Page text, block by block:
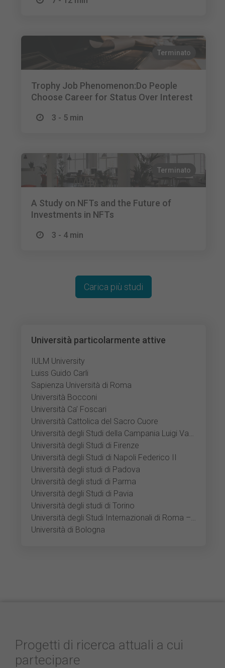
Terminato
Trophy Job Phenomenon:Do People
Choose Career for Status Over Interest
3 - 5 min
Terminato
A Study on NFTs and the Future of
Investments in NFTs
3 - 4 min
Università particolarmente attive
IULM University
Luiss Guido Carli
Sapienza Università di Roma
Università Bocconi
Università Ca’ Foscari
Università Cattolica del Sacro Cuore
Università degli Studi della Campania Luigi Vanvitelli
Università degli Studi di Firenze
Università degli Studi di Napoli Federico II
Università degli studi di Padova
Università degli studi di Parma
Università degli Studi di Pavia
Università degli studi di Torino
Università degli Studi Internazionali di Roma – UNINT
Università di Bologna
Carica più studi
Progetti di ricerca attuali a cui
partecipare